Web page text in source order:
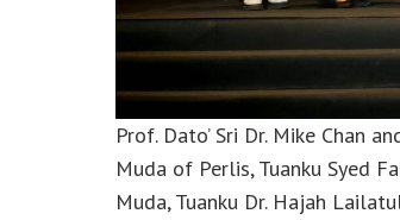
Prof. Dato’ Sri Dr. Mike Chan
Muda of Perlis, Tuanku Syed
Muda, Tuanku Dr. Hajah